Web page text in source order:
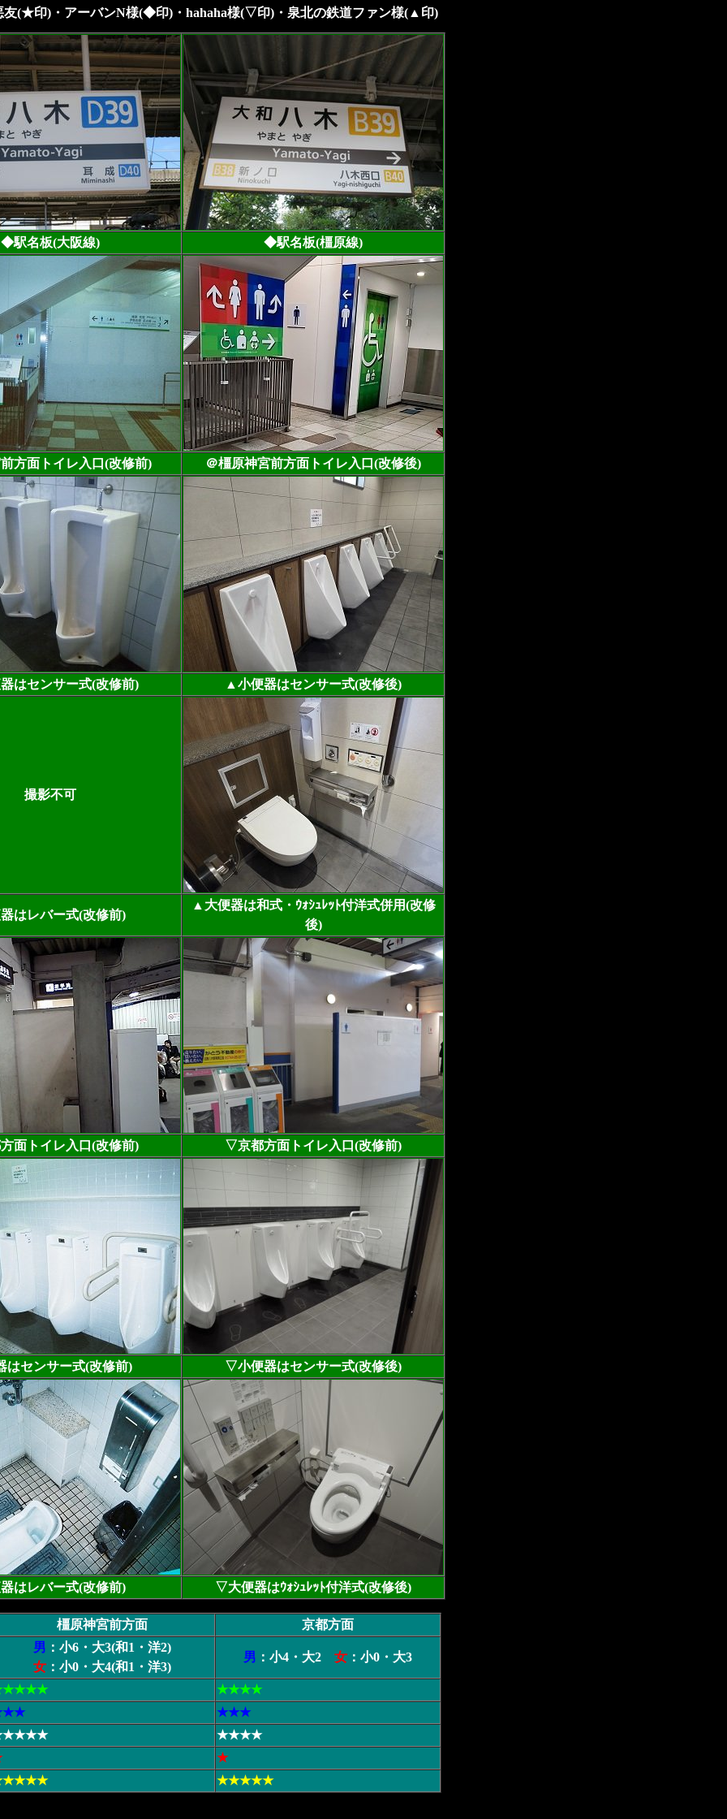
友(★印)・アーバンN様(◆印)・hahaha様(▽印)・泉北の鉄道ファン様(▲印)
◆駅名板(大阪線) ◆駅名板(橿原線)
方面トイレ入口(改修前) ＠橿原神宮前方面トイレ入口(改修後)
はセンサー式(改修前) ▲小便器はセンサー式(改修後)
撮影不可
はレバー式(改修前)
▲大便器は和式・ｳｫｼｭﾚｯﾄ付洋式併用(改修
後)
面トイレ入口(改修前) ▽京都方面トイレ入口(改修前)
はセンサー式(改修前) ▽小便器はセンサー式(改修後)
はレバー式(改修前) ▽大便器はｳｫｼｭﾚｯﾄ付洋式(改修後)
橿原神宮前方面
京都方面
男 ：小6・大3(和1・洋2)
女 ：小0・大4(和1・洋3)
男 ：小4・大2 女 ：小0・大3
★★★★
★★★
★★★★
★
★★★★★